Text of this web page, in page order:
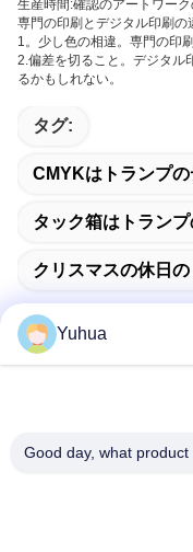
生産時間:確認のアートワーク
専門の印刷とデジタル印刷の
1。少し色の相違。専門の印
2.偏差を切ること。デジタル
るかもしれない。
タグ:
CMYKはトランプ
タック箱はトラン
クリスマスの休日
アドレス
Yuhua
Good day, what